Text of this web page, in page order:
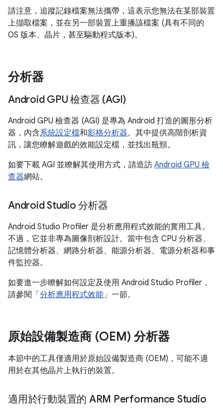
請注意，追蹤記錄檔案無法攜帶，這表示您無法在某部裝置
上擷取檔案，並在另一部裝置上重播該檔案 (具有不同的
OS 版本、晶片，甚至驅動程式版本)。
分析器
Android GPU 檢查器 (AGI)
Android GPU 檢查器 (AGI) 是專為 Android 打造的圖形分析
器，內含系統設定檔和影格分析器。其中提供高階剖析資
訊，讓您瞭解遊戲的效能設定檔，並找出瓶頸。
如要下載 AGI 並瞭解其使用方式，請造訪 Android GPU 檢
查器網站。
Android Studio 分析器
Android Studio Profiler 是分析應用程式效能的實用工具。
不過，它並非專為圖像剖析設計。當中包含 CPU 分析器、
記憶體分析器、網路分析器、能源分析器、電源分析器和事
件監控器。
如要進一步瞭解如何設定及使用 Android Studio Profiler，
請參閱「 分析應用程式效能」一節。
原始設備製造商 (OEM) 分析器
本節中的工具僅適用於原始設備製造商 (OEM)，可能不適
用於在其他晶片上執行的裝置。
適用於行動裝置的 ARM Performance Studio